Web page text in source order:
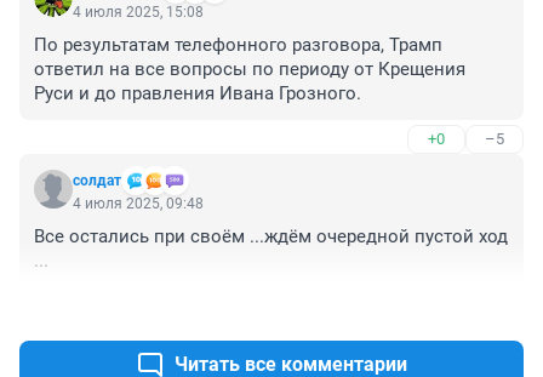
4 июля 2025, 15:08
По результатам телефонного разговора, Трамп
ответил на все вопросы по периоду от Крещения
Руси и до правления Ивана Грозного.
+0 –5
солдат
4 июля 2025, 09:48
Все остались при своём ...ждём очередной пустой ход
...
Читать все комментарии